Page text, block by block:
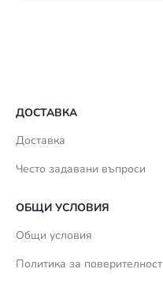
ДОСТАВКА
Доставка
Често задавани въпроси
ОБЩИ УСЛОВИЯ
Общи условия
Политика за поверителност